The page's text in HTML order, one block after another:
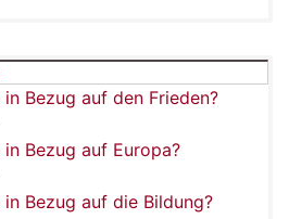
Bezug auf den Frieden?
Bezug auf Europa?
Bezug auf die Bildung?